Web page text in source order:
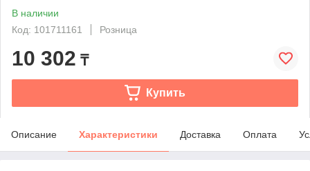
В наличии
Код: 101711161
Розница
10 302 ₸
Купить
Описание Характеристики Доставка Оплата